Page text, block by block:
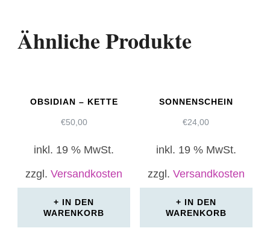
Ähnliche Produkte
OBSIDIAN – KETTE
€50,00
inkl. 19 % MwSt.
zzgl.Versandkosten
IN DEN
WARENKORB
SONNENSCHEIN
€24,00
inkl. 19 % MwSt.
zzgl. Versandkosten
IN DEN
WARENKORB